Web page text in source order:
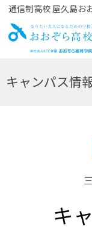
通信制高校 屋久島お
キャンパス情
キ